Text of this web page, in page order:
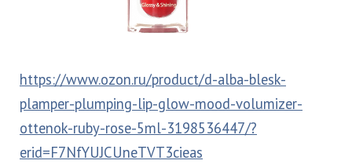
https://www.ozon.ru/product/d-alba-blesk-
plamper-plumping-lip-glow-mood-volumizer-
ottenok-ruby-rose-5ml-3198536447/?
erid=F7NfYUJCUneTVT3cieas